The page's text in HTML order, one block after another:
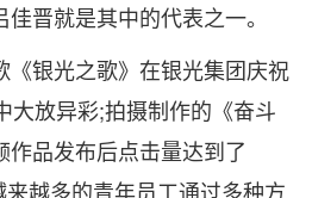
晋就是其中的代表之一。
银光之歌》在银光集团庆祝
大放异彩;拍摄制作的《奋斗
品发布后点击量达到了
越多的青年员工通过多种方